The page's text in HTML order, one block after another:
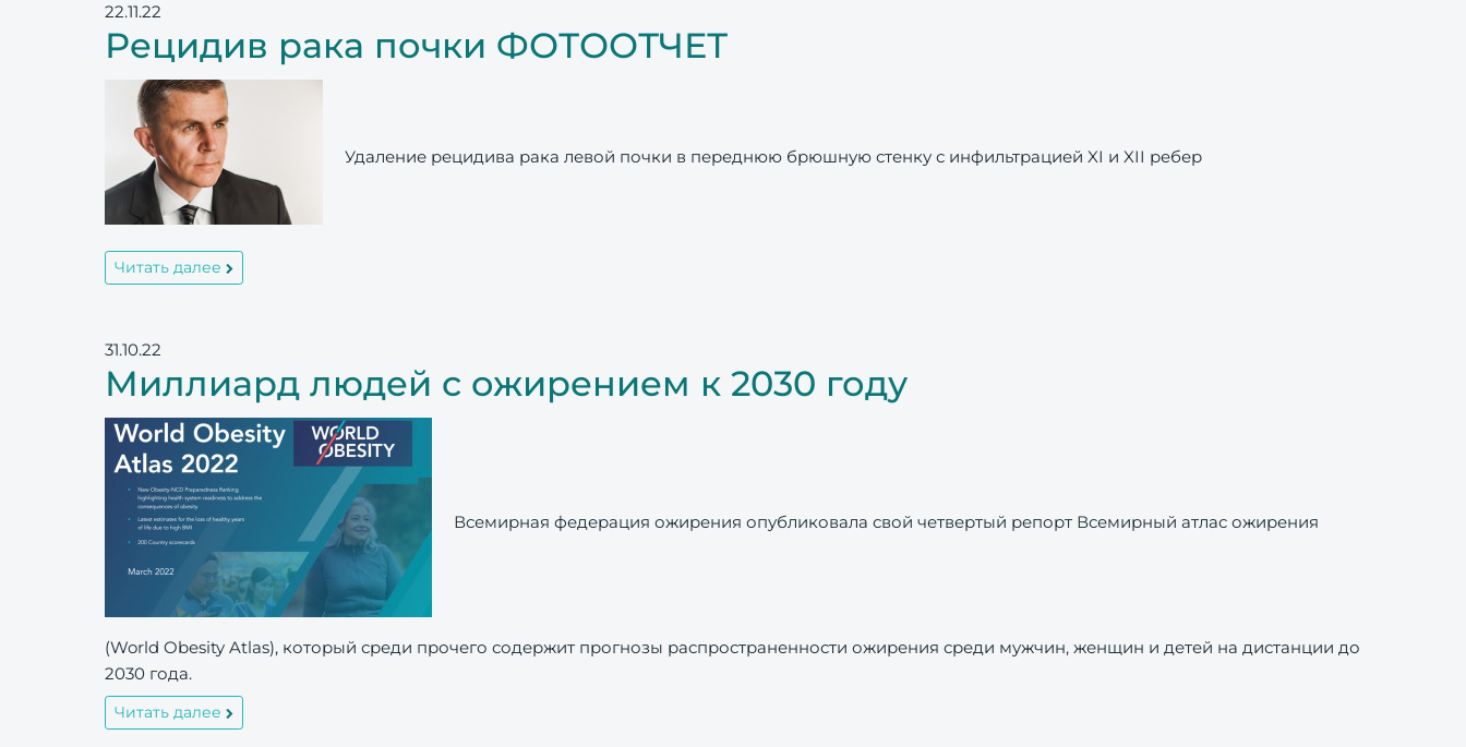
22.11.22
Рецидив рака почки ФОТООТЧЕТ
Удаление рецидива рака левой почки в переднюю брюшную стенку с инфильтрацией XI и XII ребер
Читать далее
31.10.22
Миллиард людей с ожирением к 2030 году
Всемирная федерация ожирения опубликовала свой четвертый репорт Всемирный атлас ожирения
(World Obesity Atlas), который среди прочего содержит прогнозы распространенности ожирения среди мужчин, женщин и детей на дистанции до
2030 года.
Читать далее